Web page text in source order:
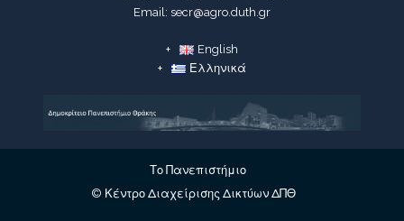
Email: secr@agro.duth.gr
English
Ελληνικά
Το Πανεπιστήμιο
© Κέντρο Διαχείρισης Δικτύων ΔΠΘ